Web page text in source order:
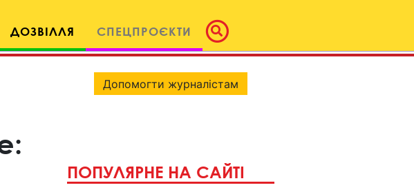
ДОЗВІЛЛЯ СПЕЦПРОЄКТИ
Допомогти журналістам
ПОПУЛЯРНЕ НА САЙТІ